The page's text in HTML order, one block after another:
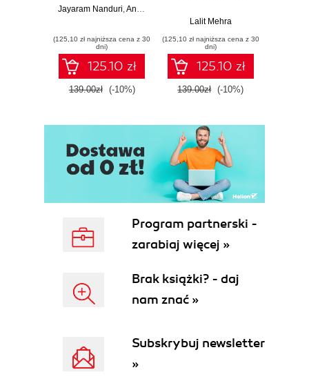
Jayaram Nanduri Anand Oka
(125,10 zł najniższa cena z 30
dni)
125.10 zł
139.00zł (-10%)
Lalit Mehra
(125,10 zł najniższa cena z 30
dni)
125.10 zł
139.00zł (-10%)
Program partnerski -
zarabiaj więcej »
Brak książki? - daj
nam znać »
Subskrybuj newsletter
»